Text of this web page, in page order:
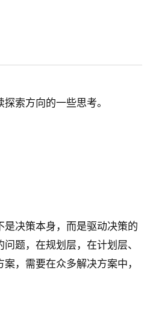
索方向的一些思考。
是决策本身，而是驱动决策的
题，在规划层，在计划层、
，需要在众多解决方案中，